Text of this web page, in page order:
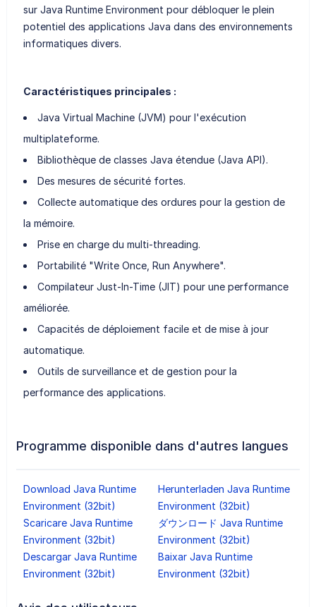
sur Java Runtime Environment pour débloquer le plein
potentiel des applications Java dans des environnements
informatiques divers.
Caractéristiques principales :
Java Virtual Machine (JVM) pour l'exécution
multiplateforme.
Bibliothèque de classes Java étendue (Java API).
Des mesures de sécurité fortes.
Collecte automatique des ordures pour la gestion de
la mémoire.
Prise en charge du multi-threading.
Portabilité "Write Once, Run Anywhere".
Compilateur Just-In-Time (JIT) pour une performance
améliorée.
Capacités de déploiement facile et de mise à jour
automatique.
Outils de surveillance et de gestion pour la
performance des applications.
Programme disponible dans d'autres langues
Download Java Runtime
Environment (32bit)
Herunterladen Java Runtime
Environment (32bit)
Scaricare Java Runtime
Environment (32bit)
ダウンロード Java Runtime
Environment (32bit)
Descargar Java Runtime
Environment (32bit)
Baixar Java Runtime
Environment (32bit)